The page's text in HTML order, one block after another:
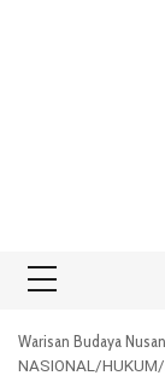
Warisan Budaya
NASIONAL /HUKUM/